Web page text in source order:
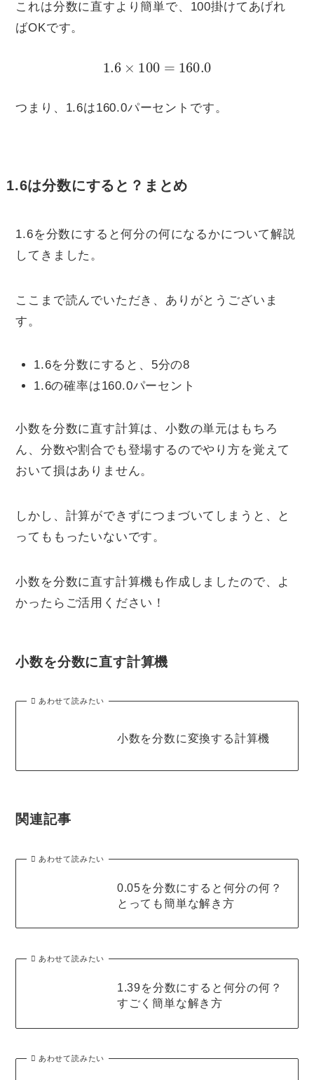
これは分数に直すより簡単で、100掛けてあげれ
ばOKです。
1.6× 100 =160.0
つまり、1.6は160.0パーセントです。
1.6は分数にすると？まとめ
1.6を分数にすると何分の何になるかについて解説
してきました。
ここまで読んでいただき、ありがとうございま
す。
1.6を分数にすると、5分の8
1.6の確率は160.0パーセント
小数を分数に直す計算は、小数の単元はもちろ
ん、分数や割合でも登場するのでやり方を覚えて
おいて損はありません。
しかし、計算ができずにつまづいてしまうと、と
ってももったいないです。
小数を分数に直す計算機も作成しましたので、よ
かったらご活用ください！
小数を分数に直す計算機
あわせて読みたい
小数を分数に変換する計算機
関連記事
あわせて読みたい
0.05を分数にすると何分の何？
とっても簡単な解き方
あわせて読みたい
1.39を分数にすると何分の何？
すごく簡単な解き方
あわせて読みたい